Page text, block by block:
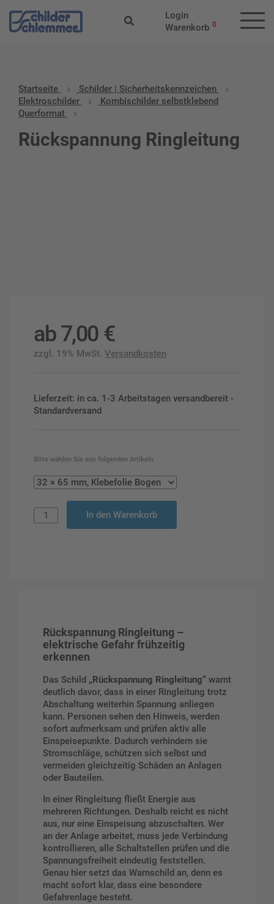
Login
Warenkorb 0
Startseite
Schilder | Sicherheitskennzeichen
Elektroschilder
Kombischilder selbstklebend
Querformat
Rückspannung Ringleitung
ab7,00 €
zzgl. 19% MwSt. Versandkosten
Lieferzeit: in ca. 1-3 Arbeitstagen versandbereit -
Standardversand
Bitte wählen Sie aus folgenden Artikeln
In den Warenkorb
Rückspannung Ringleitung –
elektrische Gefahr frühzeitig
erkennen
Das Schild „Rückspannung Ringleitung“ warnt
deutlich davor, dass in einer Ringleitung trotz
Abschaltung weiterhin Spannung anliegen
kann. Personen sehen den Hinweis, werden
sofort aufmerksam und prüfen aktiv alle
Einspeisepunkte. Dadurch verhindern sie
Stromschläge, schützen sich selbst und
vermeiden gleichzeitig Schäden an Anlagen
oder Bauteilen.
In einer Ringleitung fließt Energie aus
mehreren Richtungen. Deshalb reicht es nicht
aus, nur eine Einspeisung abzuschalten. Wer
an der Anlage arbeitet, muss jede Verbindung
kontrollieren, alle Schaltstellen prüfen und die
Spannungsfreiheit eindeutig feststellen.
Genau hier setzt das Warnschild an, denn es
macht sofort klar, dass eine besondere
Gefahrenlage besteht.